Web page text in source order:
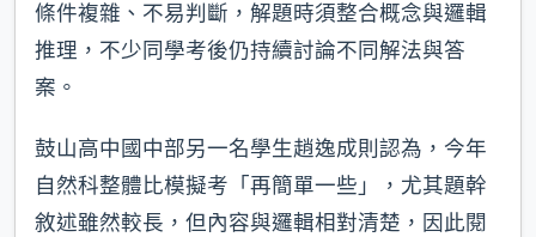
條件複雜、不易判斷，解題時須整合概念與邏輯
推理，不少同學考後仍持續討論不同解法與答
案。
鼓山高中國中部另一名學生趙逸成則認為，今年
自然科整體比模擬考「再簡單一些」，尤其題幹
敘述雖然較長，但內容與邏輯相對清楚，因此閱